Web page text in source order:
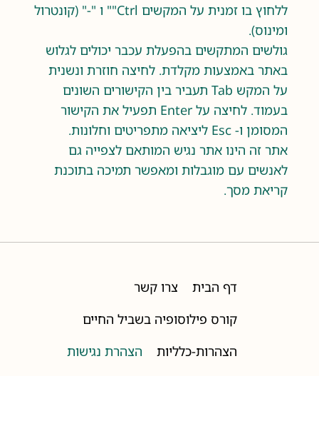
ללחוץ בו זמנית על המקשים Ctrl"" ו "-" (קונטרול
ומינוס).
גולשים המתקשים בהפעלת עכבר יכולים לגלוש
באתר באמצעות מקלדת. לחיצה חוזרת ונשנית
על המקש Tab תעביר בין הקישורים השונים
בעמוד. לחיצה על Enter תפעיל את הקישור
המסומן ו- Esc ליציאה מתפריטים וחלונות.
אתר זה הינו אתר נגיש המותאם לצפייה גם
לאנשים עם מוגבלות ומאפשר תמיכה בתוכנת
קריאת מסך.
דף הבית
צרו קשר
קורס פילוסופיה בשביל החיים
הצהרות-כלליות
הצהרת נגישות